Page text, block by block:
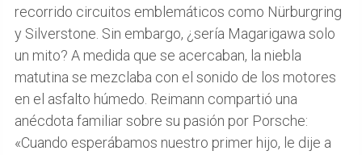
recorrido circuitos emblemáticos como Nürburgring
y Silverstone. Sin embargo, ¿sería Magarigawa solo
un mito? A medida que se acercaban, la niebla
matutina se mezclaba con el sonido de los motores
en el asfalto húmedo. Reimann compartió una
anécdota familiar sobre su pasión por Porsche:
«Cuando esperábamos nuestro primer hijo, le dije a